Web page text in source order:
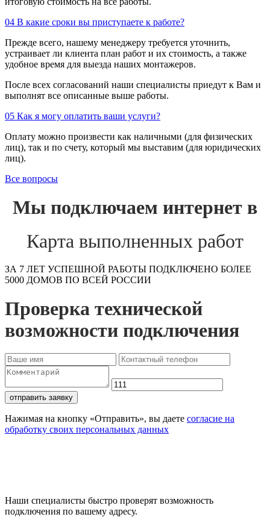
04 В какие сроки вы приступаете к работе?
Прежде всего, нашему менеджеру требуется уточнить,
устраивает ли клиента план работ и их стоимость, а также
удобное время для выезда наших монтажеров.
После всех согласований наши специалисты приедут к Вам и
выполнят все описанные выше работы.
05 Как я могу оплатить ваши услуги?
Оплату можно произвести как наличными (для физических
лиц), так и по счету, который мы выставим (для юридических
лиц).
Все вопросы
Мы подключаем интернет в
Карта выполненных работ
ЗА 7 ЛЕТ УСПЕШНОЙ РАБОТЫ ПОДКЛЮЧЕНО БОЛЕЕ
5000 ДОМОВ ПО ВСЕЙ РОССИИ
Проверка технической
возможности подключения
отправить заявку
Нажимая на кнопку «Отправить», вы даете согласие на
обработку своих персональных данных
Наши специалисты быстро проверят возможность
подключения по вашему адресу.